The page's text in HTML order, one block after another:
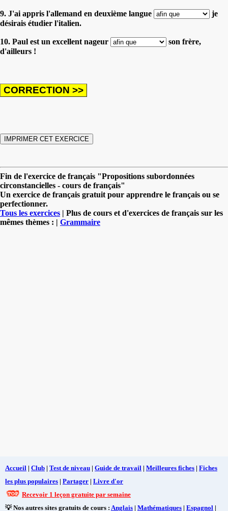
9. J'ai appris l'allemand en deuxième langue
je
désirais étudier l'italien.
10. Paul est un excellent nageur
son frère,
d'ailleurs !
Fin de l'exercice de français "Propositions subordonnées
circonstancielles - cours de français"
Un exercice de français gratuit pour apprendre le français ou se
perfectionner.
Tous les exercices | Plus de cours et d'exercices de français sur les
mêmes thèmes : | Grammaire
Accueil | Club | Test de niveau | Guide de travail | Meilleures fiches | Fiches
les plus populaires | Partager | Livre d'or
Recevoir 1 leçon gratuite par semaine
💡 Nos autres sites gratuits de cours : Anglais | Mathématiques | Espagnol |